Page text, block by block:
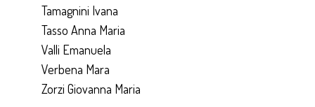
Tamagnini Ivana
Tasso Anna Maria
Valli Emanuela
Verbena Mara
Zorzi Giovanna Maria